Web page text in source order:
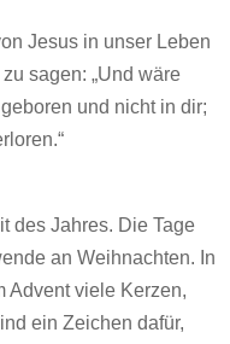
Jesus in unser Leben
sagen: „Und wäre
und nicht in dir;
des Jahres. Die Tage
an Weihnachten. In
Advent viele Kerzen,
ein Zeichen dafür,